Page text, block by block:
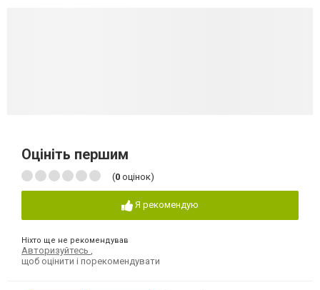
Оцініть першим
(0 оцінок)
Я рекомендую
Ніхто ще не рекомендував
Авторизуйтесь
щоб оцінити і порекомендувати